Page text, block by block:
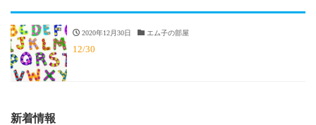
2020年12月30日 エム子の部屋
12/30
新着情報